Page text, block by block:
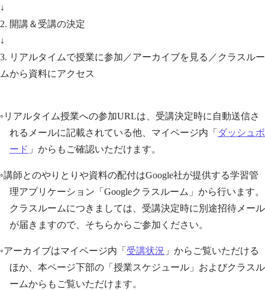
↓
2. 開講＆受講の決定
↓
3. リアルタイムで授業に参加／アーカイブを見る／クラスルー
ムから資料にアクセス
◦リアルタイム授業への参加URLは、受講決定時に自動送信さ
れるメールに記載されている他、マイページ内「 ダッシュボ
ード 」からもご確認いただけます。
◦講師とのやりとりや資料の配付はGoogle社が提供する学習管
理アプリケーション「Googleクラスルーム」から行います。
クラスルームにつきましては、受講決定時に別途招待メール
が届きますので、そちらからご参加ください。
◦アーカイブはマイページ内「 受講状況 」からご覧いただける
ほか、本ページ下部の「授業スケジュール」およびクラスル
ームからもご覧いただけます。